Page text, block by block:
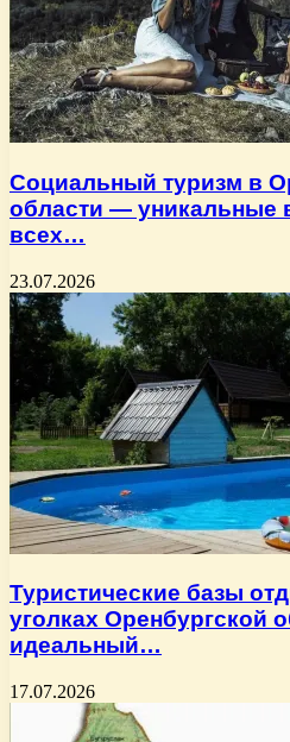
Социальный туризм в
области — уникальные
всех…
23.07.2026
Туристические базы
уголках Оренбургской
идеальный…
17.07.2026